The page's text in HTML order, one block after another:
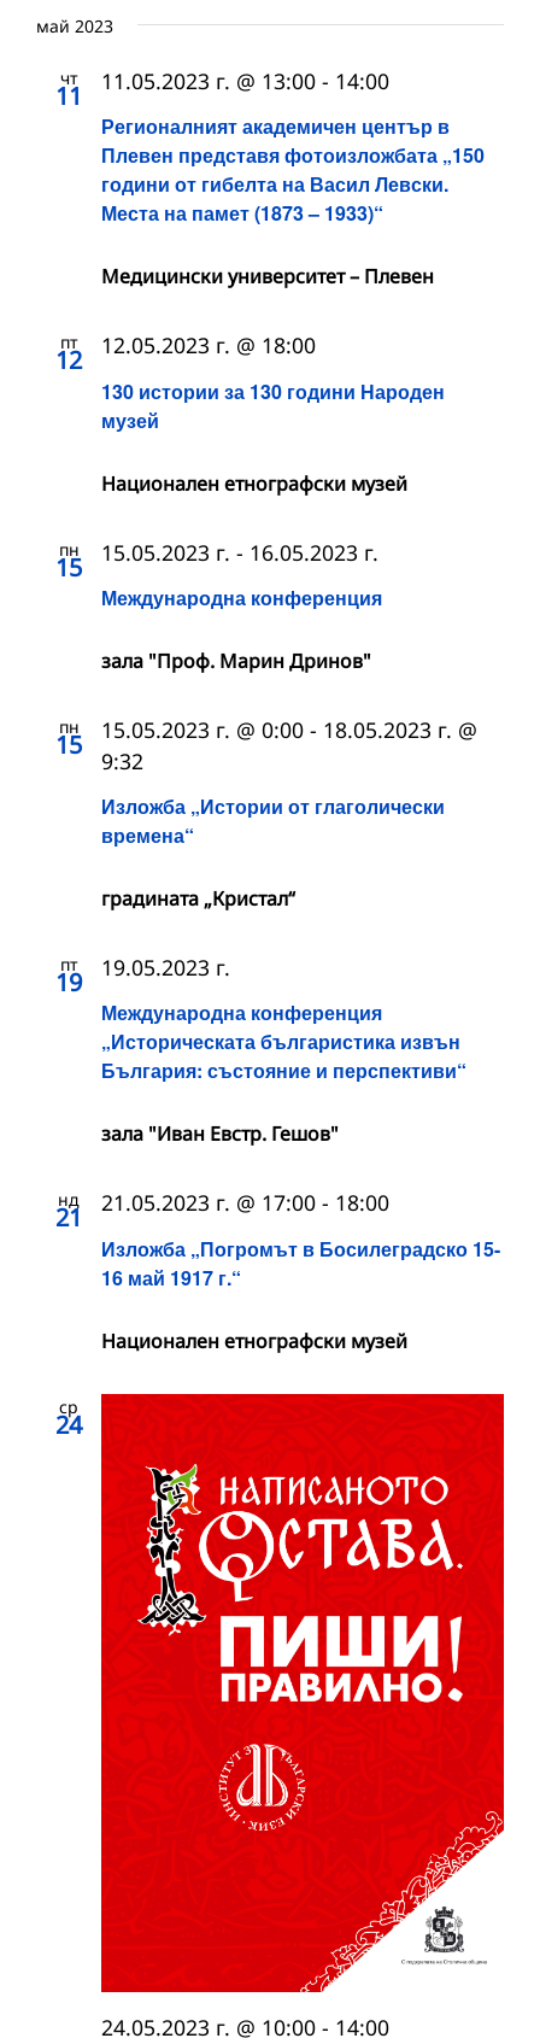
май 2023
чт
11
Регионалният академичен център в
Плевен представя фотоизложбата „150
години от гибелта на Васил Левски.
Места на памет (1873 – 1933)“
11.05.2023 г. @ 13:00 - 14:00
Медицински университет – Плевен
пт
12
130 истории за 130 години Народен
музей
12.05.2023 г. @ 18:00
Националeн етнографски музей
пн
15
Международна конференция
15.05.2023 г. - 16.05.2023 г.
зала "Проф. Марин Дринов"
пн
15
Изложба „Истории от глаголически
времена“
15.05.2023 г. @ 0:00 - 18.05.2023 г. @
9:32
градината „Кристал“
пт
19
Международна конференция
„Историческата българистика извън
България: състояние и перспективи“
19.05.2023 г.
зала "Иван Евстр. Гешов"
нд
21
Изложба „Погромът в Босилеградско 15-
16 май 1917 г.“
21.05.2023 г. @ 17:00 - 18:00
Национален етнографски музей
ср
24
24.05.2023 г. @ 10:00 - 14:00